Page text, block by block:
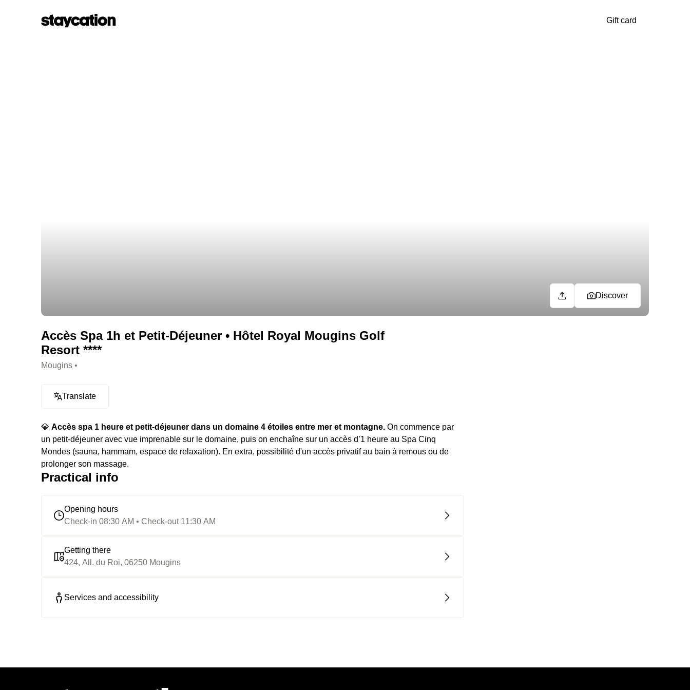
Gift card
Discover
Accès Spa 1h et Petit-Déjeuner • Hôtel Royal Mougins Golf
Resort ****
Mougins •
Translate
💎 Accès spa 1 heure et petit-déjeuner dans un domaine 4 étoiles entre mer et montagne. On commence par
un petit-déjeuner avec vue imprenable sur le domaine, puis on enchaîne sur un accès d’1 heure au Spa Cinq
Mondes (sauna, hammam, espace de relaxation). En extra, possibilité d'un accès privatif au bain à remous ou de
prolonger son massage.
Practical info
Opening hours
Check-in 08:30 AM • Check-out 11:30 AM
Getting there
424, All. du Roi, 06250 Mougins
Services and accessibility